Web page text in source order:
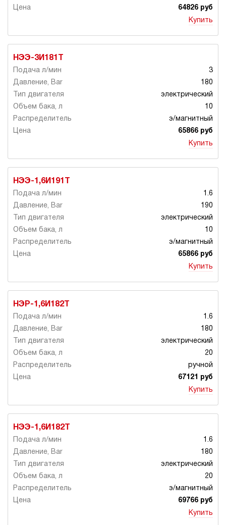
64826 руб
Купить
НЭЭ-3И181Т
3
180
электрический
10
э/магнитный
65866 руб
Купить
НЭЭ-1,6И191Т
1.6
190
электрический
10
э/магнитный
65866 руб
Купить
НЭР-1,6И182Т
1.6
180
электрический
20
ручной
67121 руб
Купить
НЭЭ-1,6И182Т
1.6
180
электрический
20
э/магнитный
69766 руб
Купить